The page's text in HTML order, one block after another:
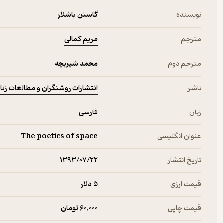
نویسنده گاستن باشلار
مترجم مریم کمالی
مترجم دوم محمد شیربچه
ناشر انتشارات روشنگران و مطالعات
زبان فارسی
عنوان انگلیسی The poetics of space
تاریخ انتشار ۱۳۹۳/۰۷/۲۲
قیمت ارزی 5 دلار
قیمت چاپی 60,000 تومان